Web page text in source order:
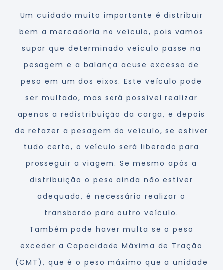
Um cuidado muito importante é distribuir
bem a mercadoria no veículo, pois vamos
supor que determinado veículo passe na
pesagem e a balança acuse excesso de
peso em um dos eixos. Este veículo pode
ser multado, mas será possível realizar
apenas a redistribuição da carga, e depois
de refazer a pesagem do veículo, se estiver
tudo certo, o veículo será liberado para
prosseguir a viagem. Se mesmo após a
distribuição o peso ainda não estiver
adequado, é necessário realizar o
transbordo para outro veículo.
Também pode haver multa se o peso
exceder a Capacidade Máxima de Tração
(CMT), que é o peso máximo que a unidade